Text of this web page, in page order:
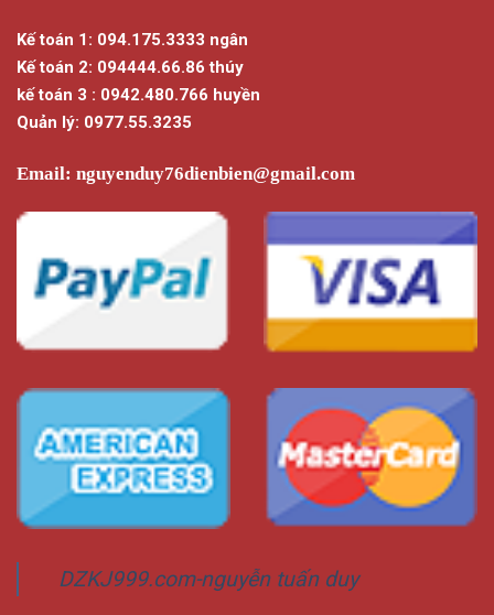
Kế toán 1: 094.175.3333 ngân
Kế toán 2: 094444.66.86 thúy
kế toán 3 : 0942.480.766 huyền
Quản lý: 0977.55.3235
Email: nguyenduy76dienbien@gmail.com
DZKJ999.com-nguyễn tuấn duy